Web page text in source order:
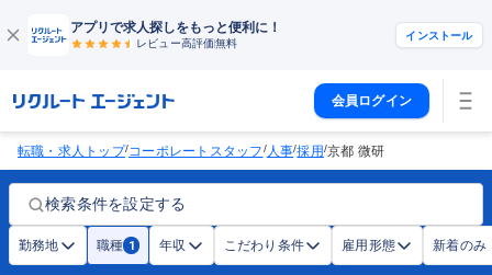
アプリで求人探しをもっと便利に！
レビュー高評価無料
インストール
会員ログイン
転職・求人トップ/コーポレートスタッフ/人事/採用/京都 微研
検索条件を設定する
勤務地 職種 1 年収 こだわり条件 雇用形態 新着のみ